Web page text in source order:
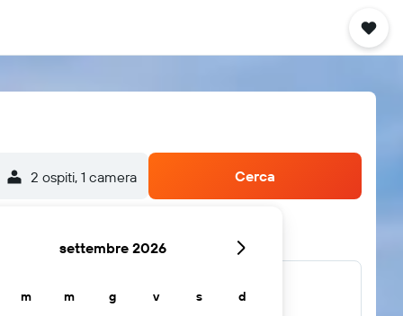
2 ospiti, 1 camera Cerca
...e altri
settembre 2026
m m g v s d